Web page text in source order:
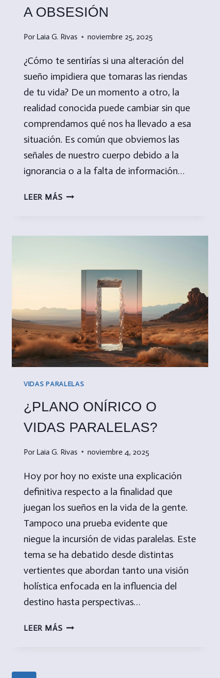
A OBSESIÓN
Por Laia G. Rivas noviembre 25, 2025
¿Cómo te sentirías si una alteración del
sueño impidiera que tomaras las riendas
de tu vida? De un momento a otro, la
realidad conocida puede cambiar sin que
comprendamos qué nos ha llevado a esa
situación. Es común que obviemos las
señales de nuestro cuerpo debido a la
ignorancia o a la falta de información…
LEER MÁS HIPERSOMNIA.
OBSESIÓN
VIDAS PARALELAS
¿PLANO ONÍRICO O
VIDAS PARALELAS?
Por Laia G. Rivas noviembre 4, 2025
Hoy por hoy no existe una explicación
definitiva respecto a la finalidad que
juegan los sueños en la vida de la gente.
Tampoco una prueba evidente que
niegue la incursión de vidas paralelas. Este
tema se ha debatido desde distintas
vertientes que abordan tanto una visión
holística enfocada en la influencia del
destino hasta perspectivas…
LEER MÁS ¿PLANO